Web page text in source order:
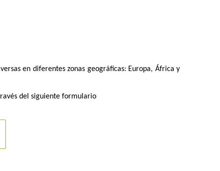
en diferentes zonas geográficas: Europa, África y
del siguiente formulario